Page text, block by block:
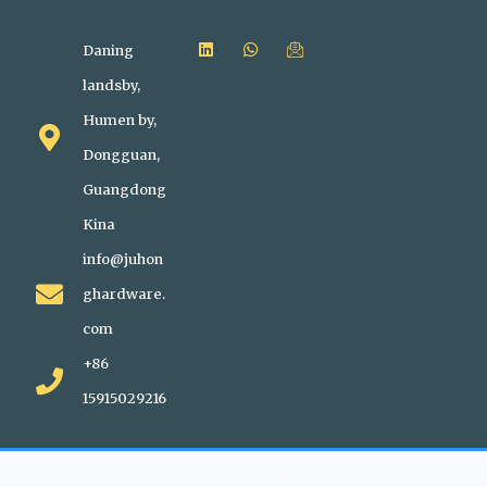
Daning
landsby,
Humen by,
Dongguan,
Guangdong
Kina
info@juhon
ghardware.
com
+86
15915029216